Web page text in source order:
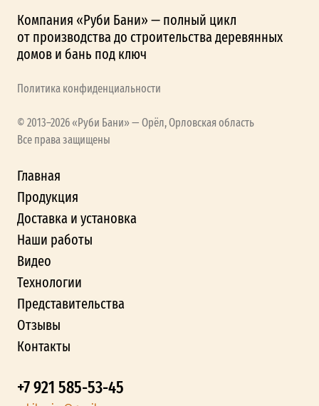
Компания «Руби Бани» — полный цикл
от производства до строительства деревянных
домов и бань под ключ
Политика конфиденциальности
© 2013–2026 «Руби Бани» — Орёл, Орловская область
Все права защищены
Главная
Продукция
Доставка и установка
Наши работы
Видео
Технологии
Представительства
Отзывы
Контакты
+7 921 585-53-45